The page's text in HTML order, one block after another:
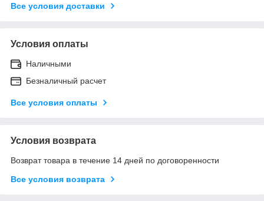
Все условия доставки
Условия оплаты
Наличными
Безналичный расчет
Все условия оплаты
Условия возврата
Возврат товара в течение 14 дней по договоренности
Все условия возврата